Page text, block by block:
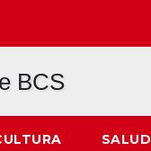
SALUD